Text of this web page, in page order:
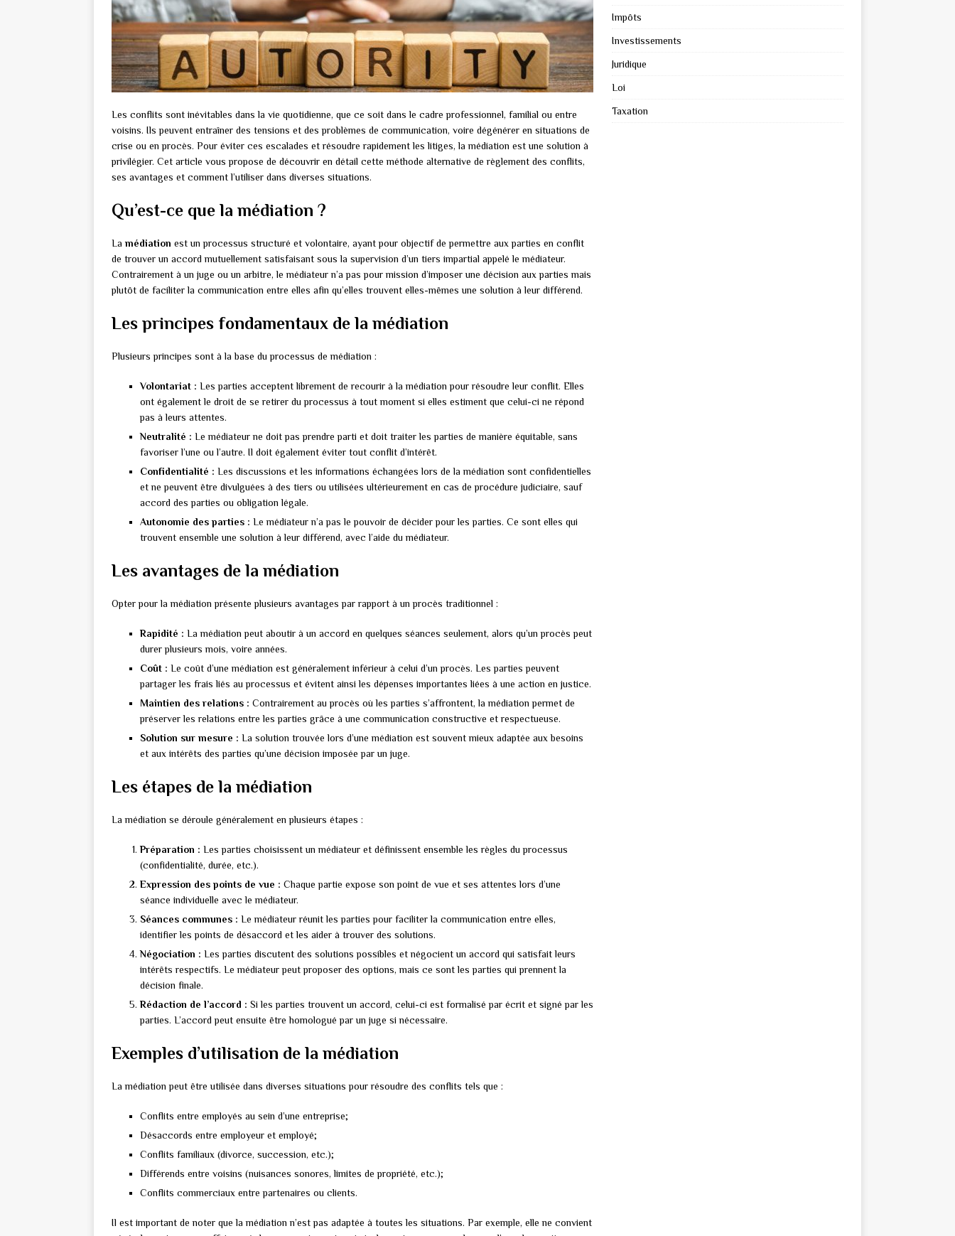
Les conflits sont inévitables dans la vie quotidienne, que ce soit dans le cadre professionnel, familial ou entre
voisins. Ils peuvent entraîner des tensions et des problèmes de communication, voire dégénérer en situations de
crise ou en procès. Pour éviter ces escalades et résoudre rapidement les litiges, la médiation est une solution à
privilégier. Cet article vous propose de découvrir en détail cette méthode alternative de règlement des conflits,
ses avantages et comment l’utiliser dans diverses situations.
Qu’est-ce que la médiation ?
La médiation est un processus structuré et volontaire, ayant pour objectif de permettre aux parties en conflit
de trouver un accord mutuellement satisfaisant sous la supervision d’un tiers impartial appelé le médiateur.
Contrairement à un juge ou un arbitre, le médiateur n’a pas pour mission d’imposer une décision aux parties mais
plutôt de faciliter la communication entre elles afin qu’elles trouvent elles-mêmes une solution à leur différend.
Les principes fondamentaux de la médiation
Plusieurs principes sont à la base du processus de médiation :
Volontariat : Les parties acceptent librement de recourir à la médiation pour résoudre leur conflit. Elles
ont également le droit de se retirer du processus à tout moment si elles estiment que celui-ci ne répond
pas à leurs attentes.
Neutralité : Le médiateur ne doit pas prendre parti et doit traiter les parties de manière équitable, sans
favoriser l’une ou l’autre. Il doit également éviter tout conflit d’intérêt.
Confidentialité : Les discussions et les informations échangées lors de la médiation sont confidentielles
et ne peuvent être divulguées à des tiers ou utilisées ultérieurement en cas de procédure judiciaire, sauf
accord des parties ou obligation légale.
Autonomie des parties : Le médiateur n’a pas le pouvoir de décider pour les parties. Ce sont elles qui
trouvent ensemble une solution à leur différend, avec l’aide du médiateur.
Les avantages de la médiation
Opter pour la médiation présente plusieurs avantages par rapport à un procès traditionnel :
Rapidité : La médiation peut aboutir à un accord en quelques séances seulement, alors qu’un procès peut
durer plusieurs mois, voire années.
Coût : Le coût d’une médiation est généralement inférieur à celui d’un procès. Les parties peuvent
partager les frais liés au processus et évitent ainsi les dépenses importantes liées à une action en justice.
Maintien des relations : Contrairement au procès où les parties s’affrontent, la médiation permet de
préserver les relations entre les parties grâce à une communication constructive et respectueuse.
Solution sur mesure : La solution trouvée lors d’une médiation est souvent mieux adaptée aux besoins
et aux intérêts des parties qu’une décision imposée par un juge.
Les étapes de la médiation
La médiation se déroule généralement en plusieurs étapes :
Préparation : Les parties choisissent un médiateur et définissent ensemble les règles du processus
(confidentialité, durée, etc.).
Expression des points de vue : Chaque partie expose son point de vue et ses attentes lors d’une
séance individuelle avec le médiateur.
Séances communes : Le médiateur réunit les parties pour faciliter la communication entre elles,
identifier les points de désaccord et les aider à trouver des solutions.
Négociation : Les parties discutent des solutions possibles et négocient un accord qui satisfait leurs
intérêts respectifs. Le médiateur peut proposer des options, mais ce sont les parties qui prennent la
décision finale.
Rédaction de l’accord : Si les parties trouvent un accord, celui-ci est formalisé par écrit et signé par les
parties. L’accord peut ensuite être homologué par un juge si nécessaire.
Exemples d’utilisation de la médiation
La médiation peut être utilisée dans diverses situations pour résoudre des conflits tels que :
Conflits entre employés au sein d’une entreprise;
Désaccords entre employeur et employé;
Conflits familiaux (divorce, succession, etc.);
Différends entre voisins (nuisances sonores, limites de propriété, etc.);
Conflits commerciaux entre partenaires ou clients.
Il est important de noter que la médiation n’est pas adaptée à toutes les situations. Par exemple, elle ne convient
Impôts
Investissements
Juridique
Loi
Taxation